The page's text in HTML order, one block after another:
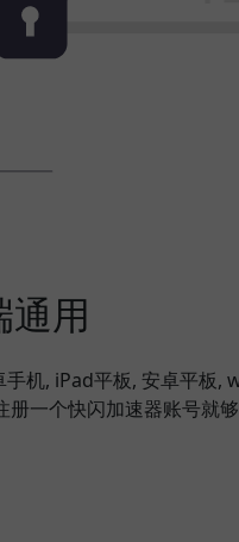
通用
机, iPad平板, 安卓平板,
一个快闪加速器账号就够